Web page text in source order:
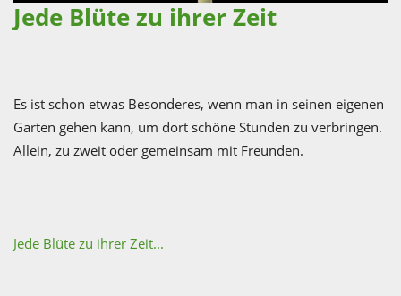
Jede Blüte zu ihrer Zeit
Es ist schon etwas Besonderes, wenn man in seinen eigenen
Garten gehen kann, um dort schöne Stunden zu verbringen.
Allein, zu zweit oder gemeinsam mit Freunden.
Jede Blüte zu ihrer Zeit...